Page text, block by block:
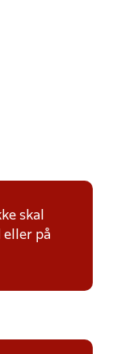
skal
eller på